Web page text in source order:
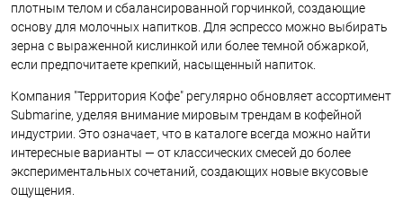
плотным телом и сбалансированной горчинкой, создающие
основу для молочных напитков. Для эспрессо можно выбирать
зерна с выраженной кислинкой или более темной обжаркой,
если предпочитаете крепкий, насыщенный напиток.
Компания "Территория Кофе" регулярно обновляет ассортимент
Submarine, уделяя внимание мировым трендам в кофейной
индустрии. Это означает, что в каталоге всегда можно найти
интересные варианты — от классических смесей до более
экспериментальных сочетаний, создающих новые вкусовые
ощущения.